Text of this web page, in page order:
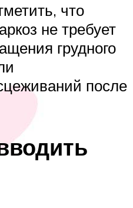
что
не требует
грудного
после